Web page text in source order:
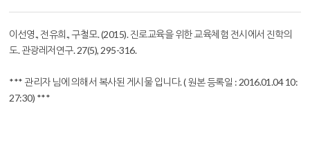
본문
이선영., 전유희., 구철모. (2015). 진로교육을 위한 교육체험 전시에서 진학의
도. 관광레저연구. 27(5), 295-316.
*** 관리자 님에 의해서 복사된 게시물 입니다. ( 원본 등록일 : 2016.01.04 10:
27:30) ***